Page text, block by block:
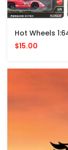
$15.00